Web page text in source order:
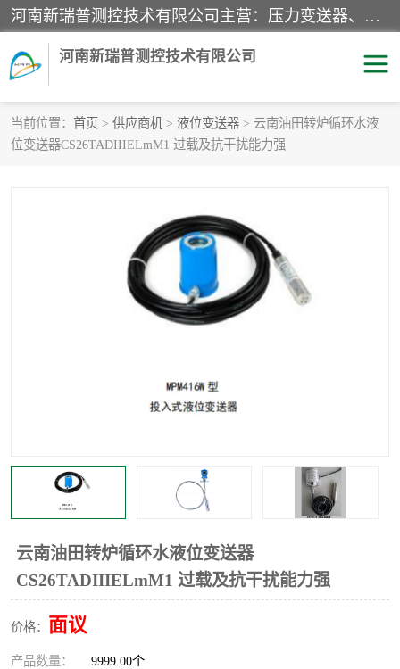
河南新瑞普测控技术有限公司主营：压力变送器、液位变送器、差压变送器、雷达料位计、电容物位计、温度显示控制仪表、电量变送器、流量计、工业自动化系统成套设备。
河南新瑞普测控技术有限公司
当前位置： 首页 > 供应商机 > 液位变送器 > 云南油田转炉循环水液
位变送器CS26TADIIIELmM1 过载及抗干扰能力强
云南油田转炉循环水液位变送器
CS26TADIIIELmM1 过载及抗干扰能力强
价格： 面议
产品数量： 9999.00个
霍尼韦尔压力变送器 CS系列变送器
雷达料位计
标准型工业压力变送器 罐旁显示仪
电量变送器